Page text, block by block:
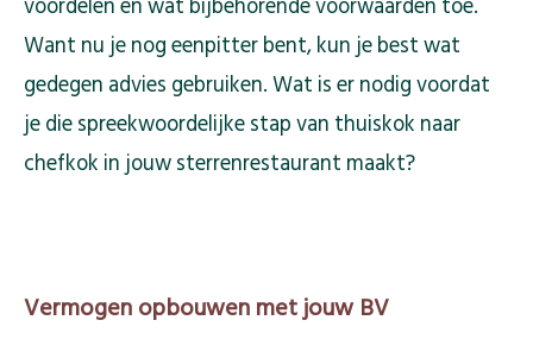
voordelen en wat bijbehorende voorwaarden toe.
Want nu je nog eenpitter bent, kun je best wat
gedegen advies gebruiken. Wat is er nodig voordat
je die spreekwoordelijke stap van thuiskok naar
chefkok in jouw sterrenrestaurant maakt?
Vermogen opbouwen met jouw BV